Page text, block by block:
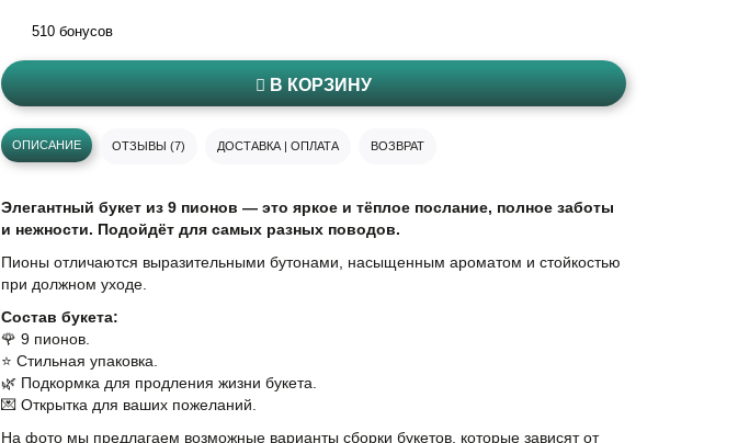
510 бонусов
В КОРЗИНУ
ОПИСАНИЕ ОТЗЫВЫ (7) ДОСТАВКА | ОПЛАТА ВОЗВРАТ
Элегантный букет из 9 пионов — это яркое и тёплое послание, полное заботы
и нежности. Подойдёт для самых разных поводов.
Пионы отличаются выразительными бутонами, насыщенным ароматом и стойкостью
при должном уходе.
Состав букета:
🌹 9 пионов.
⭐️ Стильная упаковка.
🌿 Подкормка для продления жизни букета.
💌 Открытка для ваших пожеланий.
На фото мы предлагаем возможные варианты сборки букетов, которые зависят от